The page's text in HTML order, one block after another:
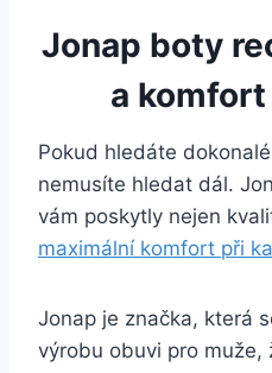
Jonap boty
⁣a⁣
Pokud hledáte
nemusíte hledat dál.
vám poskytly nejen
maximální komfort při
Jonap je​ značka, ⁣která⁢
výrobu obuvi ⁤pro ⁣muže,